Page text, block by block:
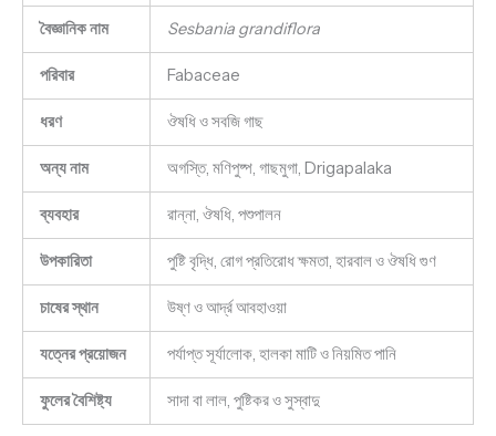
বৈজ্ঞানিক নাম Sesbania grandiflora
পরিবার Fabaceae
ধরণ ঔষধি ও সবজি গাছ
অন্য নাম অগস্তি, মণিপুষ্প, গাছমুগা, Drigapalaka
ব্যবহার রান্না, ঔষধি, পশুপালন
উপকারিতা পুষ্টি বৃদ্ধি, রোগ প্রতিরোধ ক্ষমতা, হারবাল ও ঔষধি গুণ
চাষের স্থান উষ্ণ ও আর্দ্র আবহাওয়া
যত্নের প্রয়োজন পর্যাপ্ত সূর্যালোক, হালকা মাটি ও নিয়মিত পানি
ফুলের বৈশিষ্ট্য সাদা বা লাল, পুষ্টিকর ও সুস্বাদু